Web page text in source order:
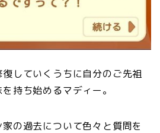
していくうちに自分のご先祖
持ち始めるマディー。
の過去について色々と質問を